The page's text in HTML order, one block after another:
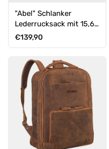
"Abel" Schlanker
Lederrucksack mit 15,6
Zoll Laptop-Fach Herren
Normaler Preis
€139,90